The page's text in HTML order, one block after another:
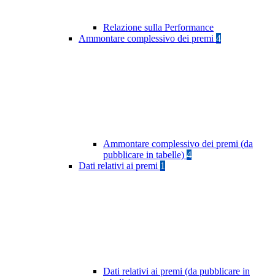
Relazione sulla Performance
Ammontare complessivo dei premi 4
Ammontare complessivo dei premi (da
pubblicare in tabelle) 4
Dati relativi ai premi 1
Dati relativi ai premi (da pubblicare in